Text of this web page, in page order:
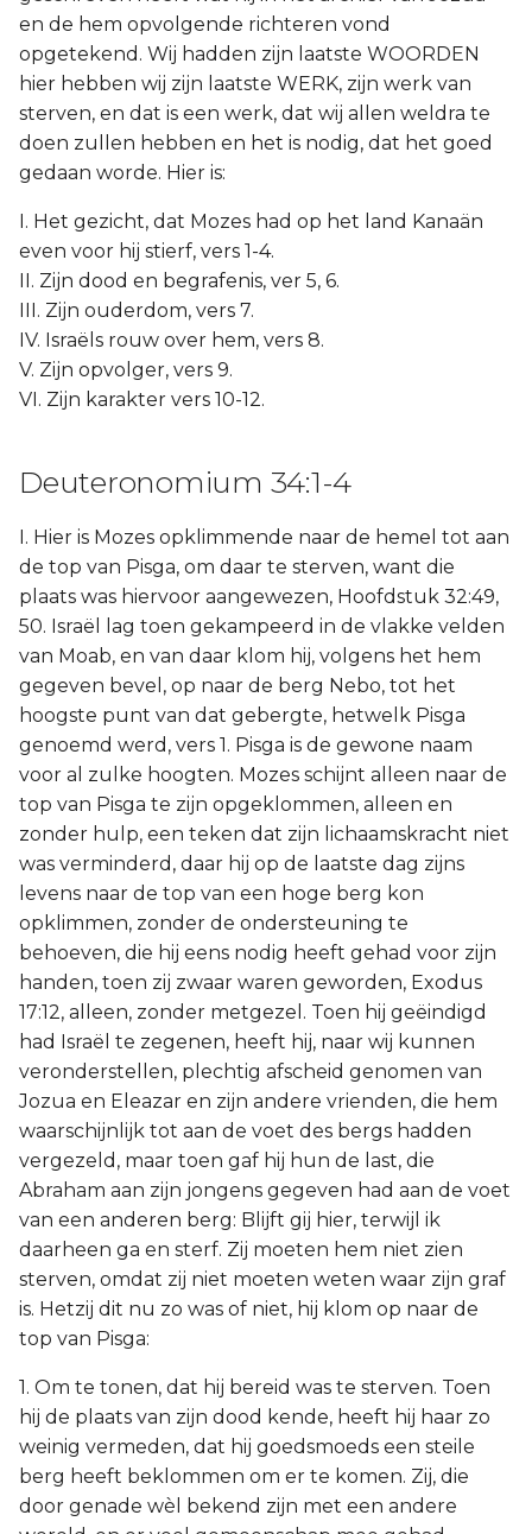
en de hem opvolgende richteren vond
opgetekend. Wij hadden zijn laatste WOORDEN
hier hebben wij zijn laatste WERK, zijn werk van
sterven, en dat is een werk, dat wij allen weldra te
doen zullen hebben en het is nodig, dat het goed
gedaan worde. Hier is:
I. Het gezicht, dat Mozes had op het land Kanaän
even voor hij stierf, vers 1-4.
II. Zijn dood en begrafenis, ver 5, 6.
III. Zijn ouderdom, vers 7.
IV. Israëls rouw over hem, vers 8.
V. Zijn opvolger, vers 9.
VI. Zijn karakter vers 10-12.
Deuteronomium 34:1-4
I. Hier is Mozes opklimmende naar de hemel tot aan
de top van Pisga, om daar te sterven, want die
plaats was hiervoor aangewezen, Hoofdstuk 32:49,
50. Israël lag toen gekampeerd in de vlakke velden
van Moab, en van daar klom hij, volgens het hem
gegeven bevel, op naar de berg Nebo, tot het
hoogste punt van dat gebergte, hetwelk Pisga
genoemd werd, vers 1. Pisga is de gewone naam
voor al zulke hoogten. Mozes schijnt alleen naar de
top van Pisga te zijn opgeklommen, alleen en
zonder hulp, een teken dat zijn lichaamskracht niet
was verminderd, daar hij op de laatste dag zijns
levens naar de top van een hoge berg kon
opklimmen, zonder de ondersteuning te
behoeven, die hij eens nodig heeft gehad voor zijn
handen, toen zij zwaar waren geworden, Exodus
17:12, alleen, zonder metgezel. Toen hij geëindigd
had Israël te zegenen, heeft hij, naar wij kunnen
veronderstellen, plechtig afscheid genomen van
Jozua en Eleazar en zijn andere vrienden, die hem
waarschijnlijk tot aan de voet des bergs hadden
vergezeld, maar toen gaf hij hun de last, die
Abraham aan zijn jongens gegeven had aan de voet
van een anderen berg: Blijft gij hier, terwijl ik
daarheen ga en sterf. Zij moeten hem niet zien
sterven, omdat zij niet moeten weten waar zijn graf
is. Hetzij dit nu zo was of niet, hij klom op naar de
top van Pisga:
1. Om te tonen, dat hij bereid was te sterven. Toen
hij de plaats van zijn dood kende, heeft hij haar zo
weinig vermeden, dat hij goedsmoeds een steile
berg heeft beklommen om er te komen. Zij, die
door genade wèl bekend zijn met een andere